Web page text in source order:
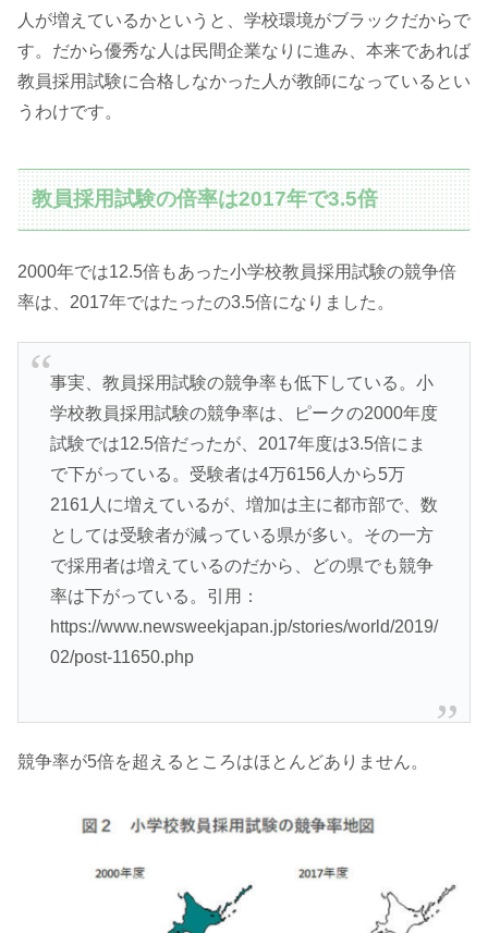
人が増えているかというと、学校環境がブラックだからで
す。だから優秀な人は民間企業なりに進み、本来であれば
教員採用試験に合格しなかった人が教師になっているとい
うわけです。
教員採用試験の倍率は2017年で3.5倍
2000年では12.5倍もあった小学校教員採用試験の競争倍
率は、2017年ではたったの3.5倍になりました。
事実、教員採用試験の競争率も低下している。小
学校教員採用試験の競争率は、ピークの2000年度
試験では12.5倍だったが、2017年度は3.5倍にま
で下がっている。受験者は4万6156人から5万
2161人に増えているが、増加は主に都市部で、数
としては受験者が減っている県が多い。その一方
で採用者は増えているのだから、どの県でも競争
率は下がっている。引用：
https://www.newsweekjapan.jp/stories/world/2019/
02/post-11650.php
競争率が5倍を超えるところはほとんどありません。